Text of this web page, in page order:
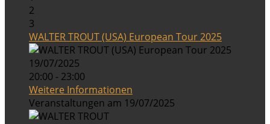
2
3
WALTER TROUT (USA) European Tour 2025
19/07/2025
20:00 - 23:00
Weitere Informationen
Veranstaltungen am 19/07/2025